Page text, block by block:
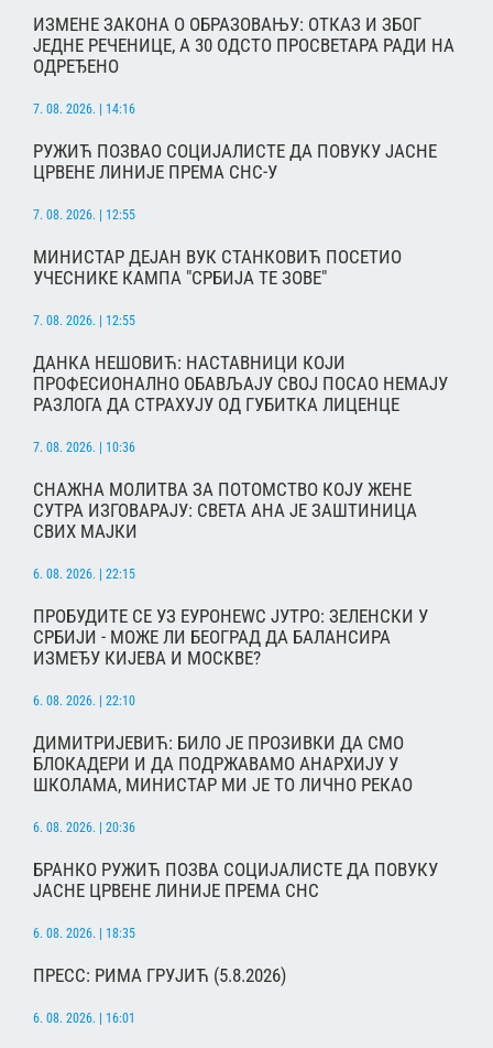
ИЗМЕНЕ ЗАКОНА О ОБРАЗОВАЊУ: ОТКАЗ И ЗБОГ
ЈЕДНЕ РЕЧЕНИЦЕ, А 30 ОДСТО ПРОСВЕТАРА РАДИ НА
ОДРЕЂЕНО
7. 08. 2026. | 14:16
РУЖИЋ ПОЗВАО СОЦИЈАЛИСТЕ ДА ПОВУКУ ЈАСНЕ
ЦРВЕНЕ ЛИНИЈЕ ПРЕМА СНС-У
7. 08. 2026. | 12:55
МИНИСТАР ДЕЈАН ВУК СТАНКОВИЋ ПОСЕТИО
УЧЕСНИКЕ КАМПА "СРБИЈА ТЕ ЗОВЕ"
7. 08. 2026. | 12:55
ДАНКА НЕШОВИЋ: НАСТАВНИЦИ КОЈИ
ПРОФЕСИОНАЛНО ОБАВЉАЈУ СВОЈ ПОСАО НЕМАЈУ
РАЗЛОГА ДА СТРАХУЈУ ОД ГУБИТКА ЛИЦЕНЦЕ
7. 08. 2026. | 10:36
СНАЖНА МОЛИТВА ЗА ПОТОМСТВО КОЈУ ЖЕНЕ
СУТРА ИЗГОВАРАЈУ: СВЕТА АНА ЈЕ ЗАШТИНИЦА
СВИХ МАЈКИ
6. 08. 2026. | 22:15
ПРОБУДИТЕ СЕ УЗ ЕУРОНЕWС ЈУТРО: ЗЕЛЕНСКИ У
СРБИЈИ - МОЖЕ ЛИ БЕОГРАД ДА БАЛАНСИРА
ИЗМЕЂУ КИЈЕВА И МОСКВЕ?
6. 08. 2026. | 22:10
ДИМИТРИЈЕВИЋ: БИЛО ЈЕ ПРОЗИВКИ ДА СМО
БЛОКАДЕРИ И ДА ПОДРЖАВАМО АНАРХИЈУ У
ШКОЛАМА, МИНИСТАР МИ ЈЕ ТО ЛИЧНО РЕКАО
6. 08. 2026. | 20:36
БРАНКО РУЖИЋ ПОЗВА СОЦИЈАЛИСТЕ ДА ПОВУКУ
ЈАСНЕ ЦРВЕНЕ ЛИНИЈЕ ПРЕМА СНС
6. 08. 2026. | 18:35
ПРЕСС: РИМА ГРУЈИЋ (5.8.2026)
6. 08. 2026. | 16:01